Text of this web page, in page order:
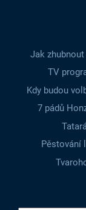
Jak zhubnout
TV
Kdy budou
7 pádů
Pěstování